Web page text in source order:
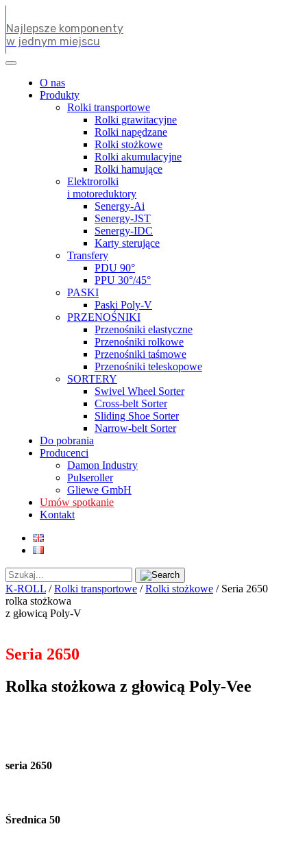
Najlepsze komponenty
w jednym miejscu
O nas
Produkty
Rolki transportowe
Rolki grawitacyjne
Rolki napędzane
Rolki stożkowe
Rolki akumulacyjne
Rolki hamujące
Elektrorolki
i motoreduktory
Senergy-Ai
Senergy-JST
Senergy-IDC
Karty sterujące
Transfery
PDU 90°
PPU 30°/45°
PASKI
Paski Poly-V
PRZENOŚNIKI
Przenośniki elastyczne
Przenośniki rolkowe
Przenośniki taśmowe
Przenośniki teleskopowe
SORTERY
Swivel Wheel Sorter
Cross-belt Sorter
Sliding Shoe Sorter
Narrow-belt Sorter
Do pobrania
Producenci
Damon Industry
Pulseroller
Gliewe GmbH
Umów spotkanie
Kontakt
K-ROLL /Rolki transportowe /Rolki stożkowe / Seria 2650
rolka stożkowa
z głowicą Poly-V
Seria 2650
Rolka stożkowa z głowicą Poly-Vee
seria 2650
Średnica 50